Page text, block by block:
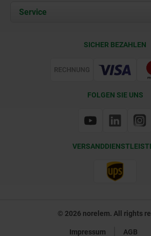
Kontakt
Service
SICHER BEZAHLEN
FOLGEN SIE UNS
© 2026 norelem. All rights
Impressum AGB